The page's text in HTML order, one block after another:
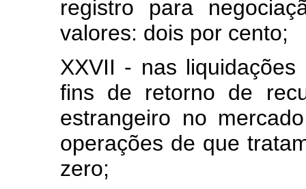
registro para
valores: dois por cento;
XXVII - nas
fins de retorno de
estrangeiro no
operações de que
zero;